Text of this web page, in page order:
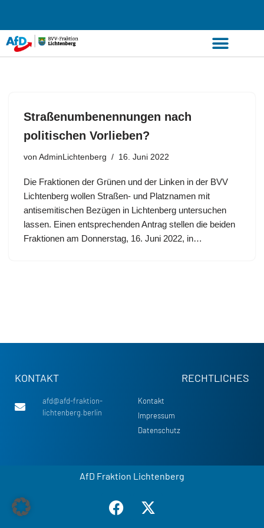
Zum
Inhalt
springen
Straßenumbenennungen nach
politischen Vorlieben?
von AdminLichtenberg 16. Juni 2022
Die Fraktionen der Grünen und der Linken in der BVV
Lichtenberg wollen Straßen- und Platznamen mit
antisemitischen Bezügen in Lichtenberg untersuchen
lassen. Einen entsprechenden Antrag stellen die beiden
Fraktionen am Donnerstag, 16. Juni 2022, in…
KONTAKT
afd@afd-fraktion-
lichtenberg.berlin
RECHTLICHES
Kontakt
Impressum
Datenschutz
AfD Fraktion Lichtenberg